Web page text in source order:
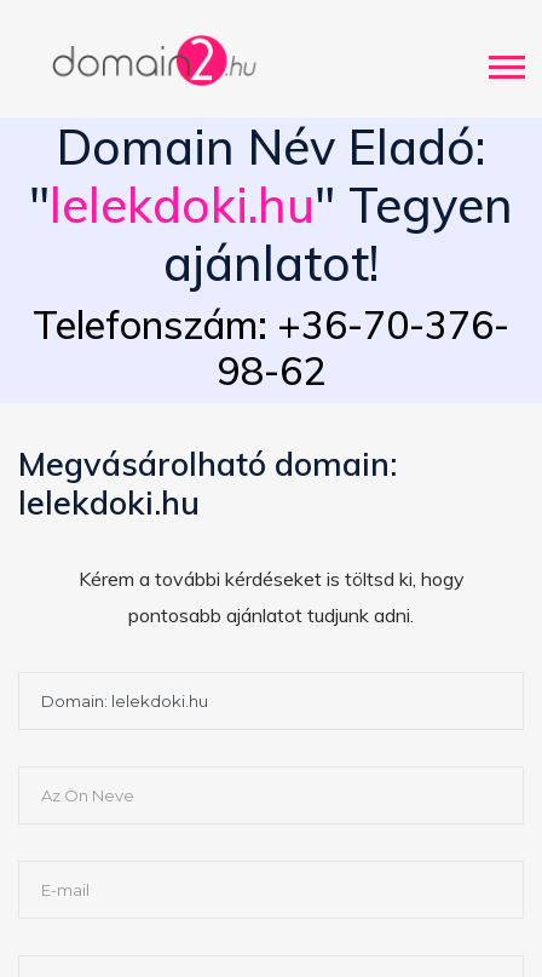
Domain Név Eladó:
"lelekdoki.hu" Tegyen
ajánlatot!
Telefonszám: +36-70-376-
98-62
Megvásárolható domain:
lelekdoki.hu
Kérem a további kérdéseket is töltsd ki, hogy
pontosabb ajánlatot tudjunk adni.